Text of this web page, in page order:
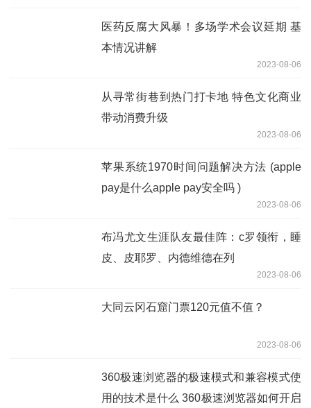
医药反腐大风暴！多场学术会议延期 基
本情况讲解
2023-08-06
从寻常街巷到热门打卡地 特色文化商业
带动消费升级
2023-08-06
苹果系统1970时间问题解决方法 (apple
pay是什么apple pay安全吗 )
2023-08-06
布冯尤文生涯队友最佳阵：c罗领衔，睡
皮、皮耶罗、内德维德在列
2023-08-06
大同云冈石窟门票120元值不值？
2023-08-06
360极速浏览器的极速模式和兼容模式使
用的技术是什么 360极速浏览器如何开启